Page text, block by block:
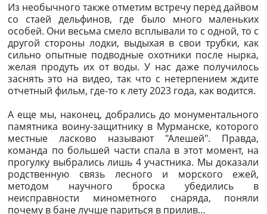
Из необычного также отметим встречу перед дайвом
со стаей дельфинов, где было много маленьких
особей. Они весьма смело всплывали то с одной, то с
другой стороны лодки, выдыхая в свои трубки, как
сильно опытные подводные охотники после нырка,
желая продуть их от воды. У нас даже получилось
заснять это на видео, так что с нетерпением ждите
отчетный фильм, где-то к лету 2023 года, как водится.
А еще мы, наконец, добрались до монументального
памятника воину-защитнику в Мурманске, которого
местные ласково называют "Алешей". Правда,
команда по большей части спала в этот момент, на
прогулку выбрались лишь 4 участника. Мы доказали
родственную связь лесного и морского ежей,
методом научного броска убедились в
неисправности минометного снаряда, поняли
почему в бане лучше париться в прилив…